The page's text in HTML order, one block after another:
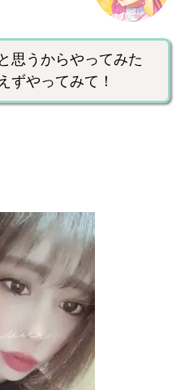
思うからやってみた
ずやってみて！